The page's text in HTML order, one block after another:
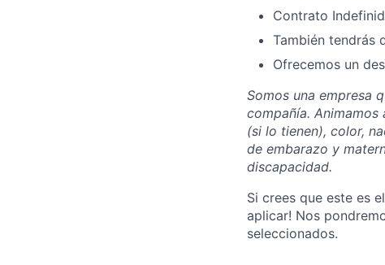
Contrato
También tendrás
Ofrecemos un
Somos una empresa
compañía.
(si lo tienen), color,
de embarazo y
discapacidad.
Si crees que este es
aplicar! Nos
seleccionados.